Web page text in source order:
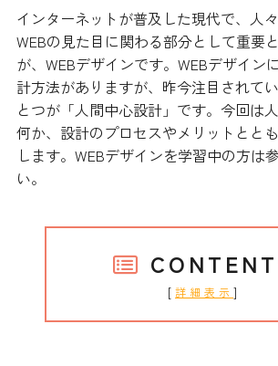
インターネットが普及した現代で、人
WEBの見た目に関わる部分として重要
が、WEBデザインです。WEBデザイン
計方法がありますが、昨今注目されて
とつが「人間中心設計」です。今回は
何か、設計のプロセスやメリットとと
します。WEBデザインを学習中の方は
い。
[ 詳細表示 ]